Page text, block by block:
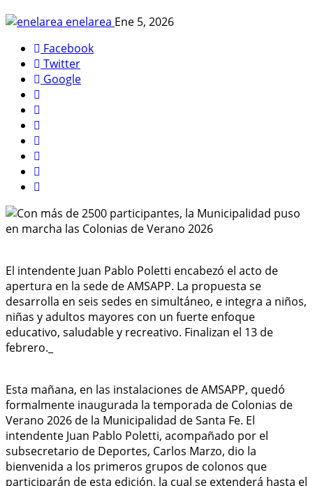
enelarea Ene 5, 2026
Facebook
Twitter
Google
El intendente Juan Pablo Poletti encabezó el acto de
apertura en la sede de AMSAPP. La propuesta se
desarrolla en seis sedes en simultáneo, e integra a niños,
niñas y adultos mayores con un fuerte enfoque
educativo, saludable y recreativo. Finalizan el 13 de
febrero._
Esta mañana, en las instalaciones de AMSAPP, quedó
formalmente inaugurada la temporada de Colonias de
Verano 2026 de la Municipalidad de Santa Fe. El
intendente Juan Pablo Poletti, acompañado por el
subsecretario de Deportes, Carlos Marzo, dio la
bienvenida a los primeros grupos de colonos que
participarán de esta edición, la cual se extenderá hasta el